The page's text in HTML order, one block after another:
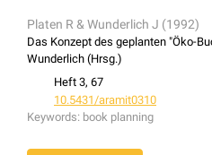
Platen R & Wunderlich J (1992)
Das Konzept des geplanten "Öko-
Wunderlich (Hrsg.)
Heft 3, 67
10.5431/aramit0310
Keywords: book planning